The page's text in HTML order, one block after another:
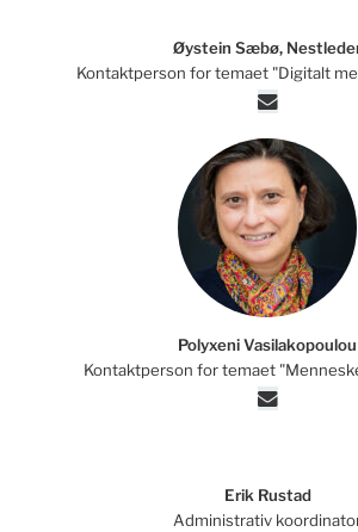
Øystein Sæbø,
Kontaktperson for temaet "Digitalt
Polyxeni Vasilakopoulou
Kontaktperson for temaet
Erik Rustad
Administrativ